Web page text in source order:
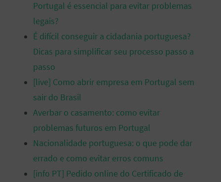
Portugal é essencial para evitar problemas
legais?
É difícil conseguir a cidadania portuguesa?
Dicas para simplificar seu processo passo a
passo
[live] Como abrir empresa em Portugal sem
sair do Brasil
Averbar o casamento: como evitar
problemas futuros em Portugal
Nacionalidade portuguesa: o que pode dar
errado e como evitar erros comuns
[info PT] Pedido online do Certificado de